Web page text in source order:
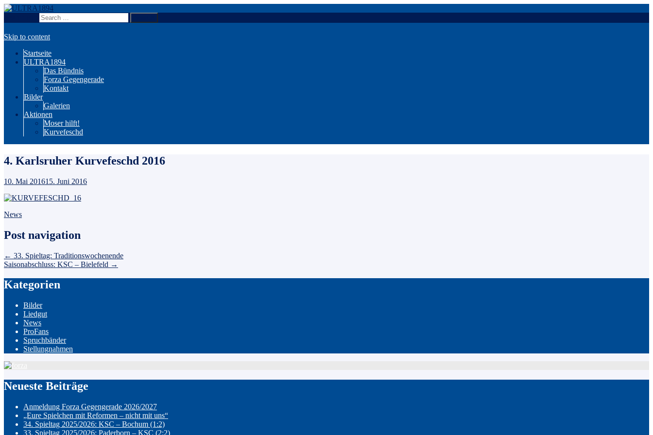
ULTRA1894
Skip to content
Startseite
ULTRA1894
Das Bündnis
Forza Gegengerade
Kontakt
Bilder
Galerien
Aktionen
Moser hilft!
Kurvefeschd
4. Karlsruher Kurvefeschd 2016
10. Mai 201615. Juni 2016
News
Post navigation
← 33. Spieltag: Traditionswochenende
Saisonabschluss: KSC – Bielefeld →
Kategorien
Bilder
Liedgut
News
ProFans
Spruchbänder
Stellungnahmen
Neueste Beiträge
Anmeldung Forza Gegengerade 2026/2027
„Eure Spielchen mit Reformen – nicht mit uns“
34. Spieltag 2025/2026: KSC – Bochum (1:2)
33. Spieltag 2025/2026: Paderborn – KSC (2:2)